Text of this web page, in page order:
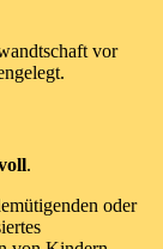
vor
.
oder